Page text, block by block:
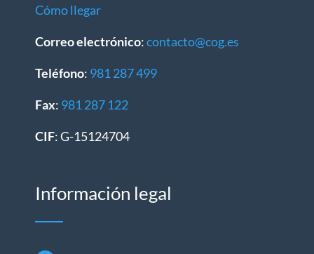
Cómo llegar
Correo electrónico:contacto@cog.es
Teléfono: 981 287 499
Fax: 981 287 122
CIF: G-15124704
Información legal